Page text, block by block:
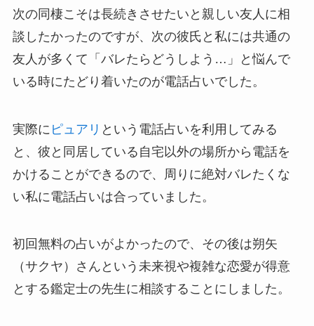
次の同棲こそは長続きさせたいと親しい友人に相
談したかったのですが、次の彼氏と私には共通の
友人が多くて「バレたらどうしよう…」と悩んで
いる時にたどり着いたのが電話占いでした。
実際に ピュアリ という電話占いを利用してみる
と、彼と同居している自宅以外の場所から電話を
かけることができるので、周りに絶対バレたくな
い私に電話占いは合っていました。
初回無料の占いがよかったので、その後は朔矢
（サクヤ）さんという未来視や複雑な恋愛が得意
とする鑑定士の先生に相談することにしました。